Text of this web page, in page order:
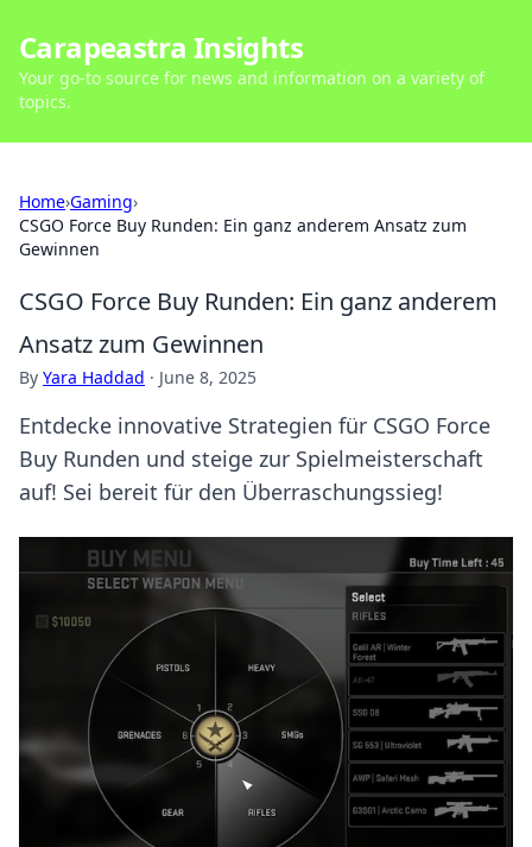
Carapeastra Insights
Your go-to source for news and information on a variety of
topics.
Home›Gaming›
CSGO Force Buy Runden: Ein ganz anderem Ansatz zum
Gewinnen
CSGO Force Buy Runden: Ein ganz anderem
Ansatz zum Gewinnen
By Yara Haddad · June 8, 2025
Entdecke innovative Strategien für CSGO Force
Buy Runden und steige zur Spielmeisterschaft
auf! Sei bereit für den Überraschungssieg!